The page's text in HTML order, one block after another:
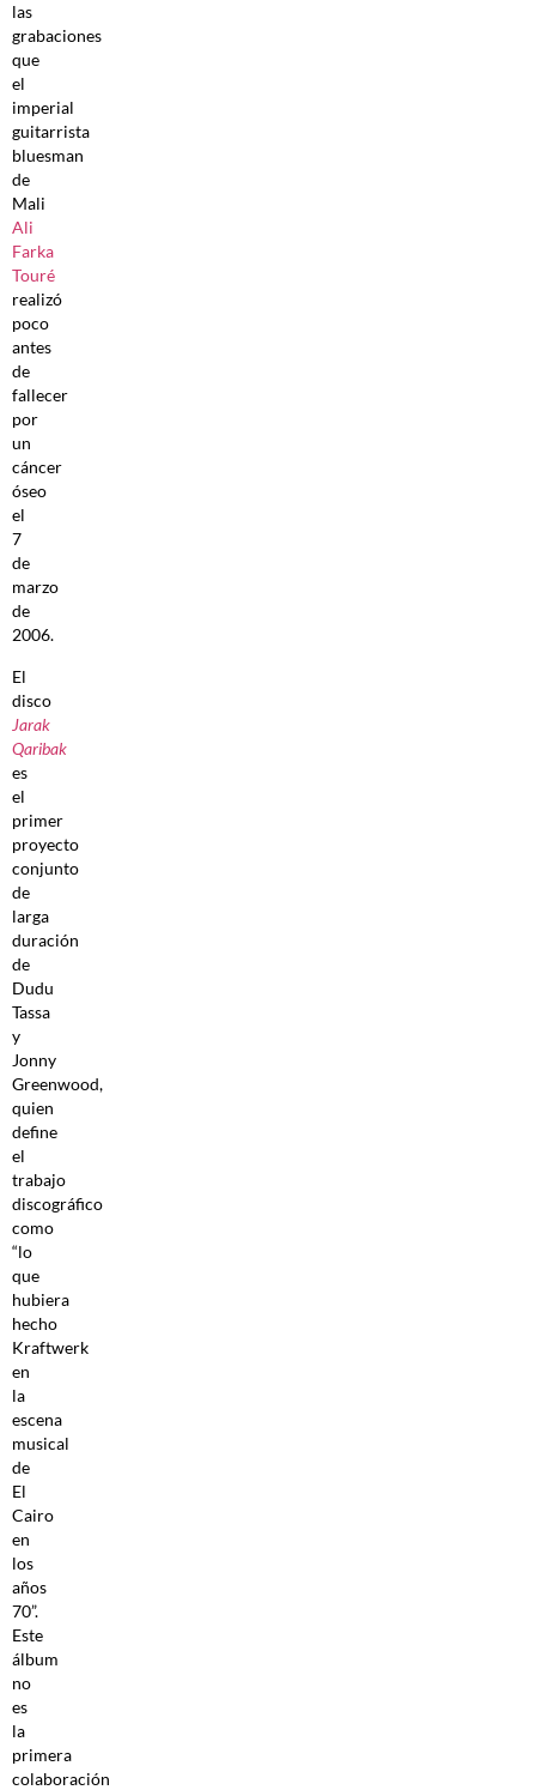
las
grabaciones
que
el
imperial
guitarrista
bluesman
de
Mali
Ali
Farka
Touré
realizó
poco
antes
de
fallecer
por
un
cáncer
óseo
el
7
de
marzo
de
2006.
El
disco
Jarak
Qaribak
es
el
primer
proyecto
conjunto
de
larga
duración
de
Dudu
Tassa
y
Jonny
Greenwood,
quien
define
el
trabajo
discográfico
como
“lo
que
hubiera
hecho
Kraftwerk
en
la
escena
musical
de
El
Cairo
en
los
años
70”.
Este
álbum
no
es
la
primera
colaboración